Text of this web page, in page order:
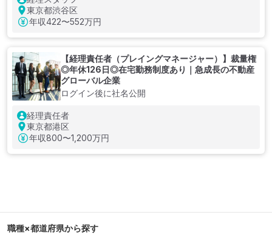
東京都渋谷区
年収422〜552万円
【経理責任者（プレイングマネージャー）】裁量権
◎年休126日◎在宅勤務制度あり｜急成長の不動産
グローバル企業
ログイン後に社名公開
経理責任者
東京都港区
年収800〜1,200万円
職種×都道府県から探す